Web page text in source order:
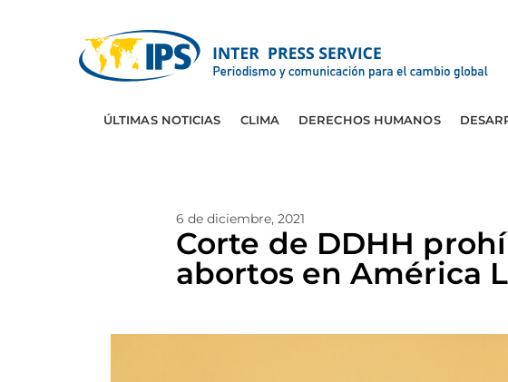
ÚLTIMAS NOTICIAS CLIMA DERECHOS HUMANOS
6 de diciembre, 2021
Corte de DDHH
abortos en América